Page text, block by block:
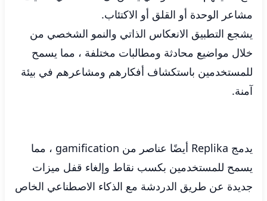
مشاعر الوحدة أو القلق أو الاكتئاب.
يشجع التطبيق الانعكاس الذاتي والنمو الشخصي من
خلال مواضيع محادثة ومطالبات مختلفة ، مما يسمح
للمستخدمين باستكشاف أفكارهم ومشاعرهم في بيئة
آمنة.
يدمج Replika أيضًا عناصر من gamification ، مما
يسمح للمستخدمين بكسب نقاط وإلغاء قفل ميزات
جديدة عن طريق الدردشة مع الذكاء الاصطناعي الخاص